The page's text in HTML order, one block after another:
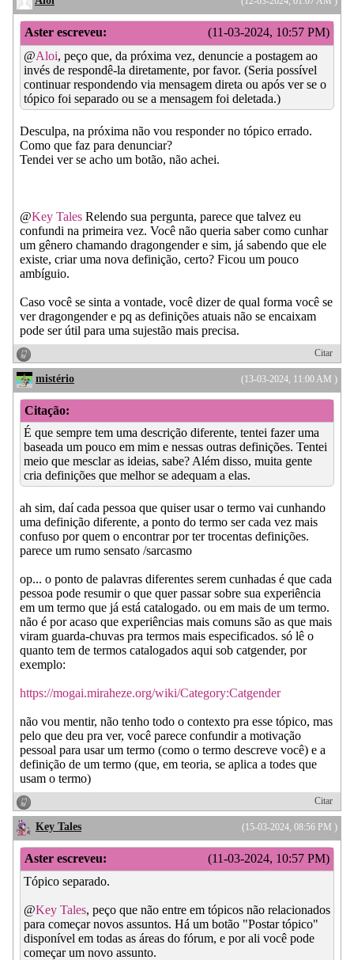
(11-03-2024, 10:57 PM)
Aster escreveu:
@Aloi, peço que, da próxima vez, denuncie a postagem ao
invés de respondê-la diretamente, por favor. (Seria possível
continuar respondendo via mensagem direta ou após ver se o
tópico foi separado ou se a mensagem foi deletada.)
Desculpa, na próxima não vou responder no tópico errado.
Como que faz para denunciar?
Tendei ver se acho um botão, não achei.
@Key Tales Relendo sua pergunta, parece que talvez eu
confundi na primeira vez. Você não queria saber como cunhar
um gênero chamando dragongender e sim, já sabendo que ele
existe, criar uma nova definição, certo? Ficou um pouco
ambíguio.
Caso você se sinta a vontade, você dizer de qual forma você se
ver dragongender e pq as definições atuais não se encaixam
pode ser útil para uma sujestão mais precisa.
Citar
(13-03-2024, 11:00 AM )
mistério
Citação:
É que sempre tem uma descrição diferente, tentei fazer uma
baseada um pouco em mim e nessas outras definições. Tentei
meio que mesclar as ideias, sabe? Além disso, muita gente
cria definições que melhor se adequam a elas.
ah sim, daí cada pessoa que quiser usar o termo vai cunhando
uma definição diferente, a ponto do termo ser cada vez mais
confuso por quem o encontrar por ter trocentas definições.
parece um rumo sensato /sarcasmo
op... o ponto de palavras diferentes serem cunhadas é que cada
pessoa pode resumir o que quer passar sobre sua experiência
em um termo que já está catalogado. ou em mais de um termo.
não é por acaso que experiências mais comuns são as que mais
viram guarda-chuvas pra termos mais especificados. só lê o
quanto tem de termos catalogados aqui sob catgender, por
exemplo:
https://mogai.miraheze.org/wiki/Category:Catgender
não vou mentir, não tenho todo o contexto pra esse tópico, mas
pelo que deu pra ver, você parece confundir a motivação
pessoal para usar um termo (como o termo descreve você) e a
definição de um termo (que, em teoria, se aplica a todes que
usam o termo)
Citar
(15-03-2024, 08:56 PM )
Key Tales
(11-03-2024, 10:57 PM)
Aster escreveu:
Tópico separado.
@Key Tales, peço que não entre em tópicos não relacionados
para começar novos assuntos. Há um botão "Postar tópico"
disponível em todas as áreas do fórum, e por ali você pode
começar um novo assunto.